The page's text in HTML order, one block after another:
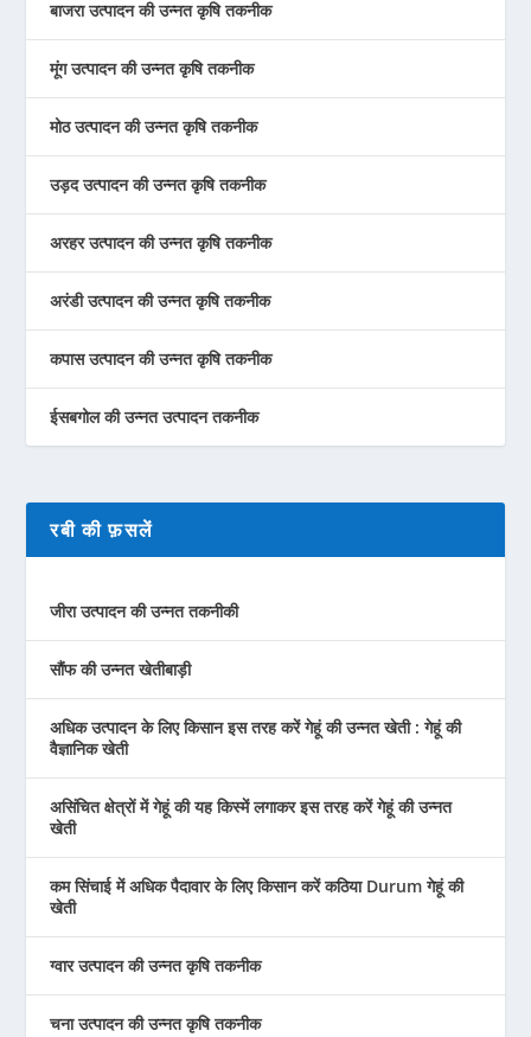
बाजरा उत्पादन की उन्नत कृषि तकनीक
मूंग उत्पादन की उन्नत कृषि तकनीक
मोठ उत्पादन की उन्नत कृषि तकनीक
उड़द उत्पादन की उन्नत कृषि तकनीक
अरहर उत्पादन की उन्नत कृषि तकनीक
अरंडी उत्पादन की उन्नत कृषि तकनीक
कपास उत्पादन की उन्नत कृषि तकनीक
ईसबगोल की उन्नत उत्पादन तकनीक
रबी की फ़सलें
जीरा उत्पादन की उन्नत तकनीकी
सौंफ की उन्नत खेतीबाड़ी
अधिक उत्पादन के लिए किसान इस तरह करें गेहूं की उन्नत खेती : गेहूं की
वैज्ञानिक खेती
असिंचित क्षेत्रों में गेहूं की यह किस्में लगाकर इस तरह करें गेहूं की उन्नत
खेती
कम सिंचाई में अधिक पैदावार के लिए किसान करें कठिया Durum गेहूं की
खेती
ग्वार उत्पादन की उन्नत कृषि तकनीक
चना उत्पादन की उन्नत कृषि तकनीक